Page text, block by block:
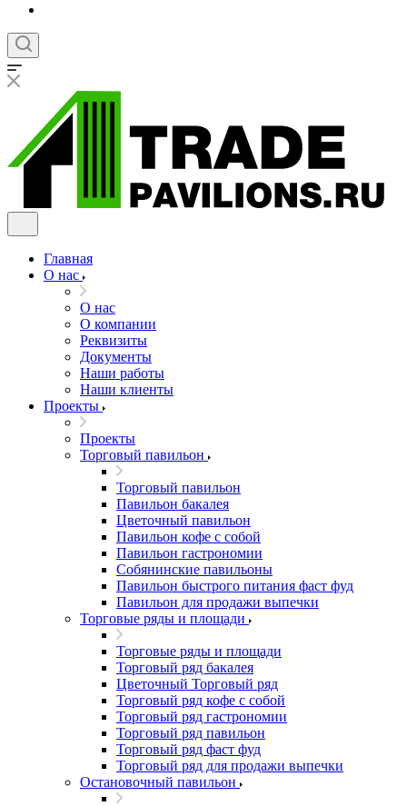
Главная
О нас
О нас
О компании
Реквизиты
Документы
Наши работы
Наши клиенты
Проекты
Проекты
Торговый павильон
Торговый павильон
Павильон бакалея
Цветочный павильон
Павильон кофе с собой
Павильон гастрономии
Собянинские павильоны
Павильон быстрого питания фаст фуд
Павильон для продажи выпечки
Торговые ряды и площади
Торговые ряды и площади
Торговый ряд бакалея
Цветочный Торговый ряд
Торговый ряд кофе с собой
Торговый ряд гастрономии
Торговый ряд павильон
Торговый ряд фаст фуд
Торговый ряд для продажи выпечки
Остановочный павильон